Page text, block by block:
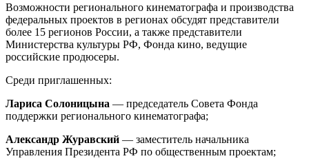
Возможности регионального кинематографа и производства
федеральных проектов в регионах обсудят представители
более 15 регионов России, а также представители
Министерства культуры РФ, Фонда кино, ведущие
российские продюсеры.
Среди приглашенных:
Лариса Солоницына — председатель Совета Фонда
поддержки регионального кинематографа;
Александр Журавский — заместитель начальника
Управления Президента РФ по общественным проектам;